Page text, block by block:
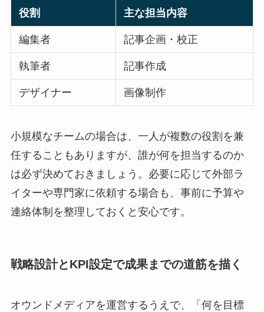
役割 主な担当内容
編集者 記事企画・校正
執筆者 記事作成
デザイナー 画像制作
小規模なチームの場合は、一人が複数の役割を兼
任することもありますが、誰が何を担当するのか
は必ず決めておきましょう。必要に応じて外部ラ
イターや専門家に依頼する場合も、事前に予算や
連絡体制を整理しておくと安心です。
戦略設計とKPI設定で成果までの道筋を描く
オウンドメディアを運営するうえで、「何を目標